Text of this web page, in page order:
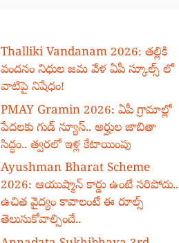
Thalliki Vandanam 2026: తల్లికి
వందనం నిధుల జమ వేళ ఏపీ స్కూల్స్ లో
వాటిపై నిషేధం!
PMAY Gramin 2026: ఏపీ గ్రామాల్లో
పేదలకు గుడ్ న్యూస్.. అర్హుల జాబితా
సిద్ధం.. త్వరలో ఇళ్ల కేటాయింపు
Ayushman Bharat Scheme
2026: ఆయుష్మాన్ కార్డు ఉంటే సరిపోదు..
ఉచిత వైద్యం కావాలంటే ఈ రూల్స్
తెలుసుకోవాల్సిందే..